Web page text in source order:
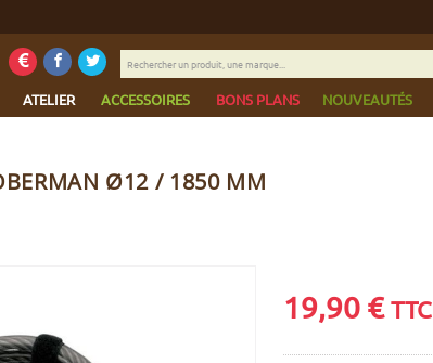
ATELIER ACCESSOIRES BONS PLANS NOUVEAUTÉS
Rechercher
un
une
marque...
Ø12 / 1850 MM
19,90€ TTC